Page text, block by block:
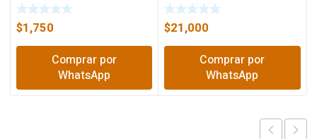
$1,750
Comprar por
WhatsApp
$21,000
Comprar por
WhatsApp